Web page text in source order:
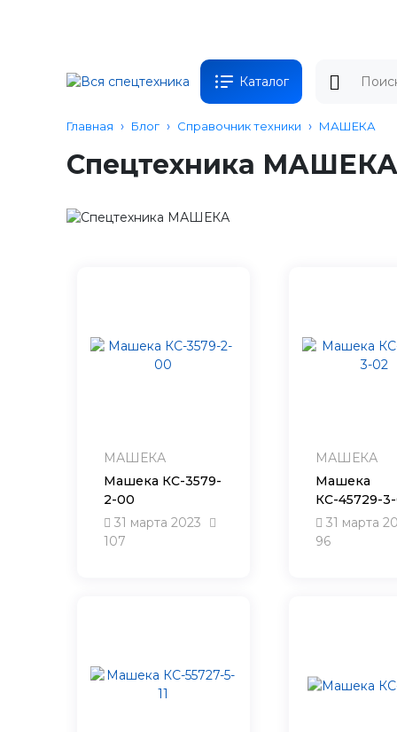
Каталог
Главная Блог Справочник техники МАШЕКА
Спецтехника МАШЕКА
МАШЕКА
Машека КС-3579-
2-00
31 марта 2023
107
МАШЕКА
Машека
КС-45729-
31 марта
96